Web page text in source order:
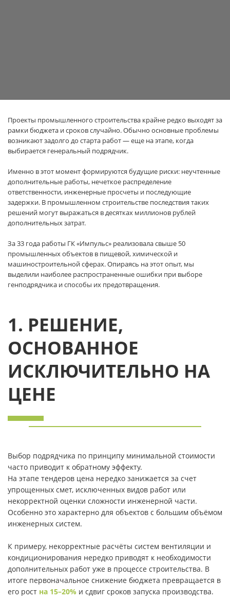
Проекты промышленного строительства крайне редко выходят за
рамки бюджета и сроков случайно. Обычно основные проблемы
возникают задолго до старта работ — еще на этапе, когда
выбирается генеральный подрядчик.
Именно в этот момент формируются будущие риски: неучтенные
дополнительные работы, нечеткое распределение
ответственности, инженерные просчеты и последующие
задержки. В промышленном строительстве последствия таких
решений могут выражаться в десятках миллионов рублей
дополнительных затрат.
За 33 года работы ГК «Импульс» реализовала свыше 50
промышленных объектов в пищевой, химической и
машиностроительной сферах. Опираясь на этот опыт, мы
выделили наиболее распространенные ошибки при выборе
генподрядчика и способы их предотвращения.
1. РЕШЕНИЕ,
ОСНОВАННОЕ
ИСКЛЮЧИТЕЛЬНО НА
ЦЕНЕ
Выбор подрядчика по принципу минимальной стоимости
часто приводит к обратному эффекту.
На этапе тендеров цена нередко занижается за счет
упрощенных смет, исключенных видов работ или
некорректной оценки сложности инженерной части.
Особенно это характерно для объектов с большим объёмом
инженерных систем.
К примеру, некорректные расчёты систем вентиляции и
кондиционирования нередко приводят к необходимости
дополнительных работ уже в процессе строительства. В
итоге первоначальное снижение бюджета превращается в
его рост на 15–20% и сдвиг сроков запуска производства.